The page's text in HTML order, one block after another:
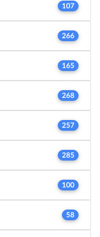
107
266
165
268
257
285
100
58